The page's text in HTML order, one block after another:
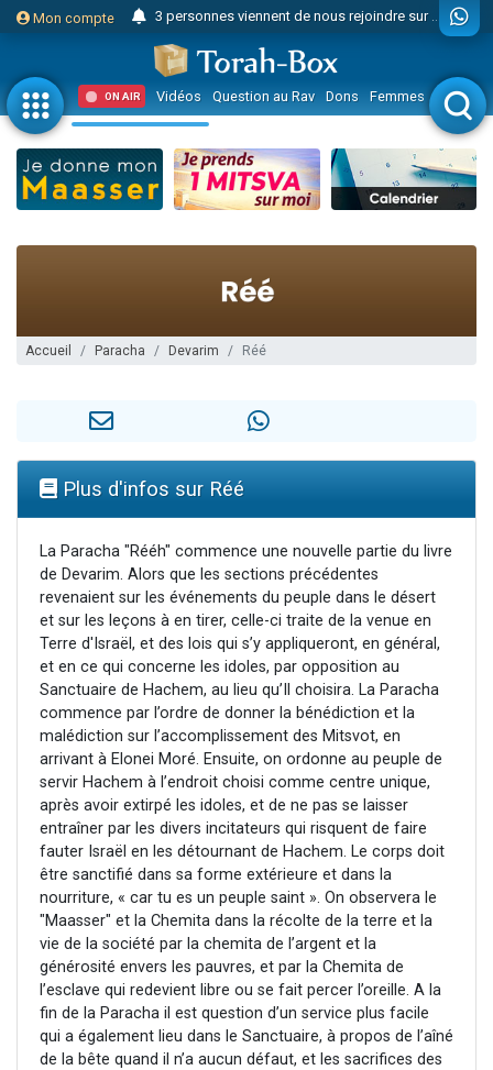
Mon compte 3 personnes viennent de nous rejoindre sur WhatsApp
Odaya vient de donner son Maasser
3 personnes viennent de faire un don pour 5 jours de vacances aux Orphelins
3 personnes viennent de faire un don pour Diane, 80 ans, dans un appartement insalubre
2 personnes viennent de nous rejoindre sur WhatsApp
13 personnes viennent de demander une bénédiction
30 personnes viennent de faire un don pour Sauvez la jambe de Yohan
Il reste 49 places pour étudier en groupe sur Zoom
12 nouvelles musiques dans Torah-Box Music
Il reste 49 places pour étudier en groupe sur Zoom
Ariel vient de donner son Maasser
Nathaniel vient de donner son Maasser
4 personnes viennent de nous rejoindre sur WhatsApp
ON AIR Vidéos Question au Rav Dons Femmes Enfants
Accueil Paracha Devarim Réé
Plus d'infos sur Réé
La Paracha "Rééh" commence une nouvelle partie du livre
de Devarim. Alors que les sections précédentes
revenaient sur les événements du peuple dans le désert
et sur les leçons à en tirer, celle-ci traite de la venue en
Terre d'Israël, et des lois qui s’y appliqueront, en général,
et en ce qui concerne les idoles, par opposition au
Sanctuaire de Hachem, au lieu qu’Il choisira. La Paracha
commence par l’ordre de donner la bénédiction et la
malédiction sur l’accomplissement des Mitsvot, en
arrivant à Elonei Moré. Ensuite, on ordonne au peuple de
servir Hachem à l’endroit choisi comme centre unique,
après avoir extirpé les idoles, et de ne pas se laisser
entraîner par les divers incitateurs qui risquent de faire
fauter Israël en les détournant de Hachem. Le corps doit
être sanctifié dans sa forme extérieure et dans la
nourriture, « car tu es un peuple saint ». On observera le
"Maasser" et la Chemita dans la récolte de la terre et la
vie de la société par la chemita de l’argent et la
générosité envers les pauvres, et par la Chemita de
l’esclave qui redevient libre ou se fait percer l’oreille. A la
fin de la Paracha il est question d’un service plus facile
qui a également lieu dans le Sanctuaire, à propos de l’aîné
de la bête quand il n’a aucun défaut, et les sacrifices des